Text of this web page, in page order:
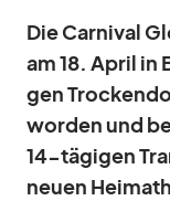
Die Car­ni­val
am 18. April
gen
wor­den und
14-tä­gi­gen
neuen